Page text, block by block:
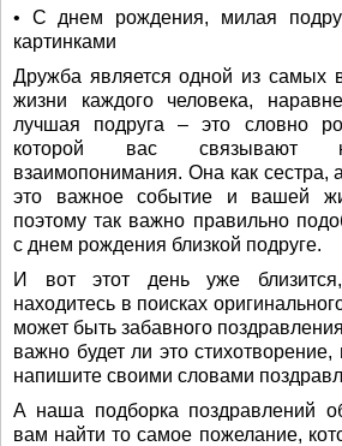
• С днем рождения, милая
картинками
Дружба является одной из самых
жизни каждого человека,
лучшая подруга – это словно
которой вас связывают
взаимопонимания. Она как сестра,
это важное событие и вашей
поэтому так важно правильно
с днем рождения близкой подруге.
И вот этот день уже
находитесь в поисках
может быть забавного
важно будет ли это
напишите своими словами
А наша подборка поздравлений
вам найти то самое пожелание,